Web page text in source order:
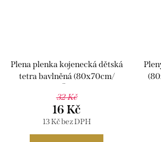
Plena plenka kojenecká dětská
tetra bavlněná (80x70cm/
Z6996003
32 Kč
13 Kč bez DPH
16 Kč